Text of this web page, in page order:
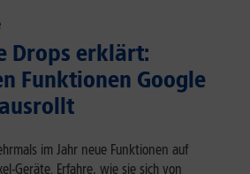
Drops erklärt:
Funktionen Google
im Jahr neue Funktionen auf
Geräte. Erfahre, wie sie sich von